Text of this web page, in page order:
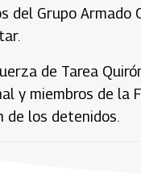
Grupo Armado
de Tarea
y miembros de
de los detenidos.